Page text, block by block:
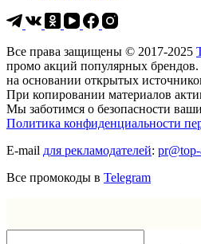
Все права защищены © 2017-2025
промо акций популярных
на основании открытых
При копировании материалов
Мы заботимся о безопасности
Политика конфиденциальности
E-mail для рекламодателей:
Все промокоды в Telegram